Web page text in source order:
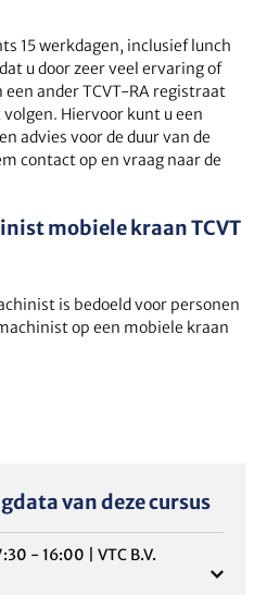
15 werkdagen, inclusief lunch
u door zeer veel ervaring of
ander TCVT-RA registraat
Hiervoor kunt u een
advies voor de duur van de
contact op en vraag naar de
mobiele kraan TCVT
is bedoeld voor personen
op een mobiele kraan
van deze cursus
- 16:00
VTC B.V.